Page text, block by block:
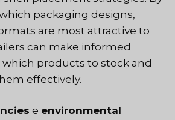
packaging designs,
are most attractive to
can make informed
products to stock and
effectively.
e environmental